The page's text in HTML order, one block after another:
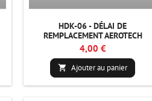
HDK-06 - DÉLAI DE
REMPLACEMENT AEROTECH
4,00 €
 Ajouter au panier